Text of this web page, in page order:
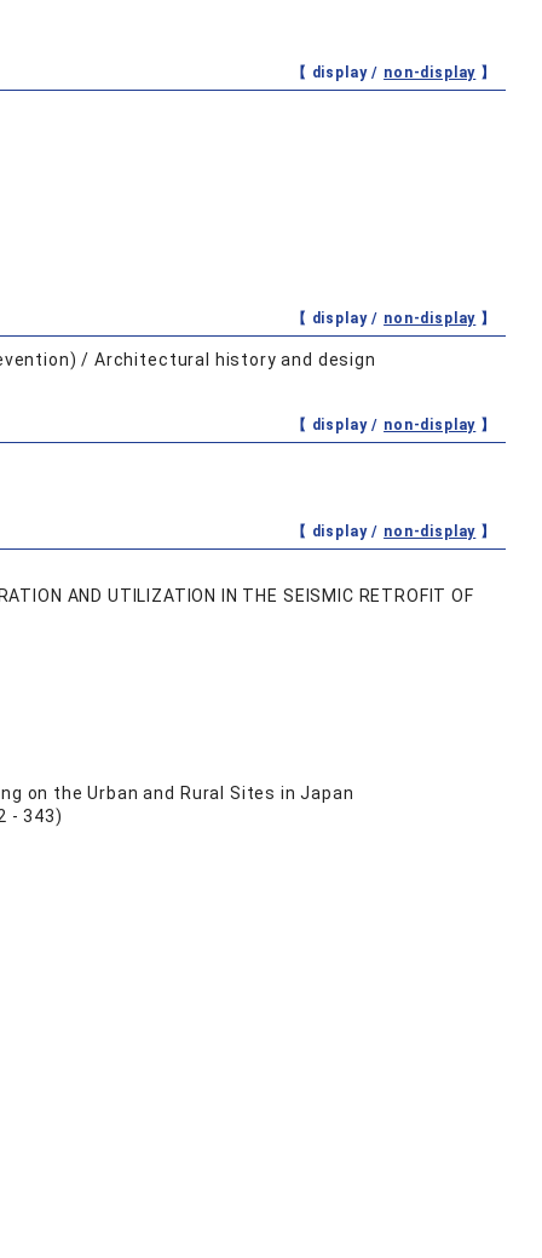
【 display / non-display 】
【 display / non-display 】
/ Architectural history and design
【 display / non-display 】
【 display / non-display 】
AND UTILIZATION IN THE SEISMIC RETROFIT OF
on the Urban and Rural Sites in Japan
- 343)